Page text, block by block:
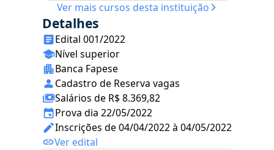
Ver mais cursos desta instituição
Detalhes
Edital 001/2022
Nível superior
Banca Fapese
Cadastro de Reserva vagas
Salários de R$ 8.369,82
Prova dia 22/05/2022
Inscrições de 04/04/2022 à 04/05/2022
Ver edital